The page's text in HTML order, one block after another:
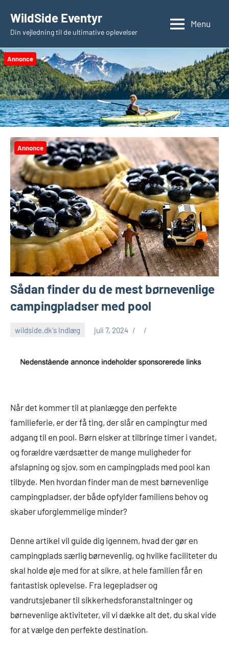
indhold
WildSide Eventyr
Din vejledning til de ultimative oplevelser
Menu
Annonce
Annonce
Sådan finder du de mest børnevenlige
campingpladser med pool
wildside.dk's Indlæg juli 7, 2024
Når det kommer til at planlægge den perfekte
familieferie, er der få ting, der slår en campingtur med
adgang til en pool. Børn elsker at tilbringe timer i vandet,
og forældre værdsætter de mange muligheder for
afslapning og sjov, som en campingplads med pool kan
tilbyde. Men hvordan finder man de mest børnevenlige
campingpladser, der både opfylder familiens behov og
skaber uforglemmelige minder?
Denne artikel vil guide dig igennem, hvad der gør en
campingplads særlig børnevenlig, og hvilke faciliteter du
skal holde øje med for at sikre, at hele familien får en
fantastisk oplevelse. Fra legepladser og
vandrutsjebaner til sikkerhedsforanstaltninger og
børnevenlige aktiviteter, vil vi dække alt det, du skal vide
for at vælge den perfekte destination.